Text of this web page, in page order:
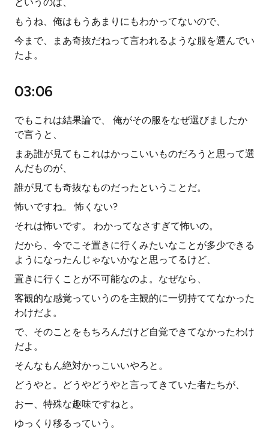
もうね、俺はもうあまりにもわかってないので、
今まで、まあ奇抜だねって言われるような服を選んでい
たよ。
03:06
でもこれは結果論で、 俺がその服をなぜ選びましたか
で言うと、
まあ誰が見てもこれはかっこいいものだろうと思って選
んだものが、
誰が見ても奇抜なものだったということだ。
怖いですね。 怖くない?
それは怖いです。 わかってなさすぎて怖いの。
だから、今でこそ置きに行くみたいなことが多少できる
ようになったんじゃないかなと思ってるけど、
置きに行くことが不可能なのよ。なぜなら、
客観的な感覚っていうのを主観的に一切持ててなかった
わけだよ。
で、そのことをもちろんだけど自覚できてなかったわけ
だよ。
そんなもん絶対かっこいいやろと。
どうやと。どうやどうやと言ってきていた者たちが、
おー、特殊な趣味ですねと。
ゆっくり移るっていう。